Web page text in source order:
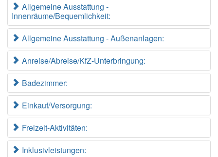
Allgemeine Ausstattung -
Innenräume/Bequemlichkeit:
Allgemeine Ausstattung - Außenanlagen:
Anreise/Abreise/KfZ-Unterbringung:
Badezimmer:
Einkauf/Versorgung:
Freizeit-Aktivitäten:
Inklusivleistungen: